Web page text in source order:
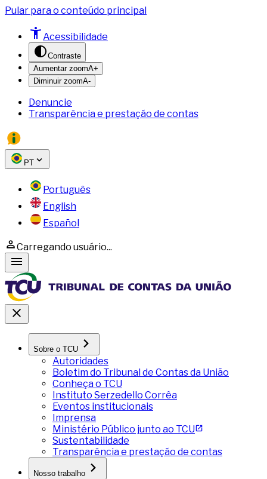
Pular para o conteúdo principal
Acessibilidade
Contraste
Aumentar zoomA+
Diminuir zoomA-
Denuncie
Transparência e prestação de contas
PT
Português
English
Español
Carregando usuário...
Sobre o TCU
Autoridades
Boletim do Tribunal de Contas da União
Conheça o TCU
Instituto Serzedello Corrêa
Eventos institucionais
Imprensa
Ministério Público junto ao TCU
Sustentabilidade
Transparência e prestação de contas
Nosso trabalho